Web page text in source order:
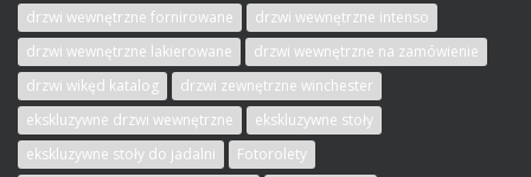
drzwi wewnętrzne fornirowane
drzwi wewnętrzne intenso
drzwi wewnętrzne lakierowane
drzwi wewnętrzne na zamówienie
drzwi wikęd katalog
drzwi zewnętrzne winchester
ekskluzywne drzwi wewnętrzne
ekskluzywne stoły
ekskluzywne stoły do jadalni
Fotorolety